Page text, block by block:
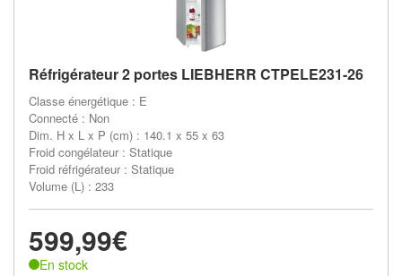
Réfrigérateur 2 portes LIEBHERR CTPELE231-26
Classe énergétique : E
Connecté : Non
Dim. H x L x P (cm) : 140.1 x 55 x 63
Froid congélateur : Statique
Froid réfrigérateur : Statique
Volume (L) : 233
599,99€
En stock